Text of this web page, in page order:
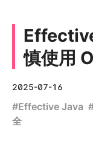
慎使用
2025-07-16
#Effective Java
全